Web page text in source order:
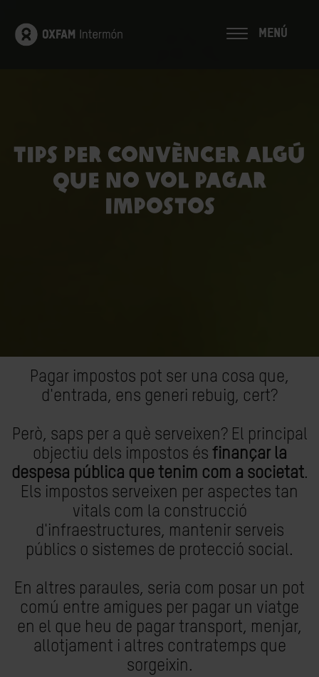
MENÚ
Tips per convèncer algú
que no vol pagar
impostos
Pagar impostos pot ser una cosa que,
d'entrada, ens generi rebuig, cert?
Però, saps per a què serveixen? El principal
objectiu dels impostos és finançar la
despesa pública que tenim com a societat.
Els impostos serveixen per aspectes tan
vitals com la construcció
d'infraestructures, mantenir serveis
públics o sistemes de protecció social.
En altres paraules, seria com posar un pot
comú entre amigues per pagar un viatge
en el que heu de pagar transport, menjar,
allotjament i altres contratemps que
sorgeixin.